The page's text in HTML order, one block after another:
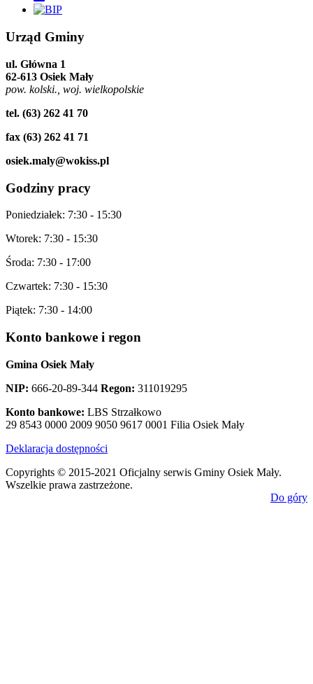
Urząd Gminy
ul. Główna 1
62-613 Osiek Mały
pow. kolski., woj. wielkopolskie
tel. (63) 262 41 70
fax (63) 262 41 71
osiek.maly@wokiss.pl
Godziny pracy
Poniedziałek: 7:30 - 15:30
Wtorek: 7:30 - 15:30
Środa: 7:30 - 17:00
Czwartek: 7:30 - 15:30
Piątek: 7:30 - 14:00
Konto bankowe i regon
Gmina Osiek Mały
NIP: 666-20-89-344 Regon: 311019295
Konto bankowe: LBS Strzałkowo
29 8543 0000 2009 9050 9617 0001 Filia Osiek Mały
Deklaracja dostępności
Copyrights © 2015-2021 Oficjalny serwis Gminy Osiek Mały.
Wszelkie prawa zastrzeżone.
Do góry